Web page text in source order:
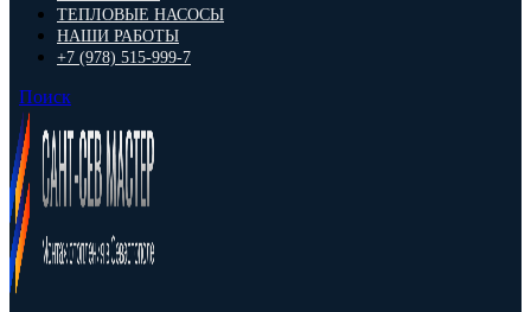
ТЕПЛОВЫЕ НАСОСЫ
НАШИ РАБОТЫ
+7 (978) 515-999-7
Поиск